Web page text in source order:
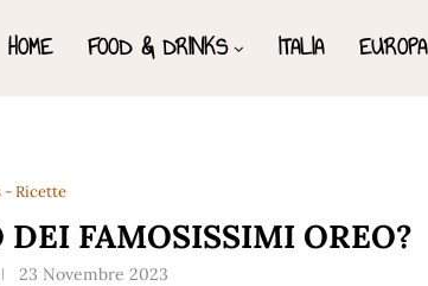
HOME FOOD & DRINKS ITALIA EUROPA
- Ricette
FAMOSISSIMI OREO?
23 Novembre 2023